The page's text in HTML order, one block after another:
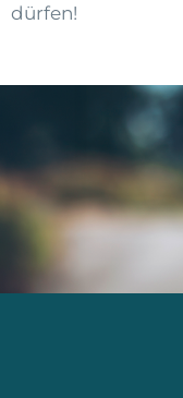
dürfen!